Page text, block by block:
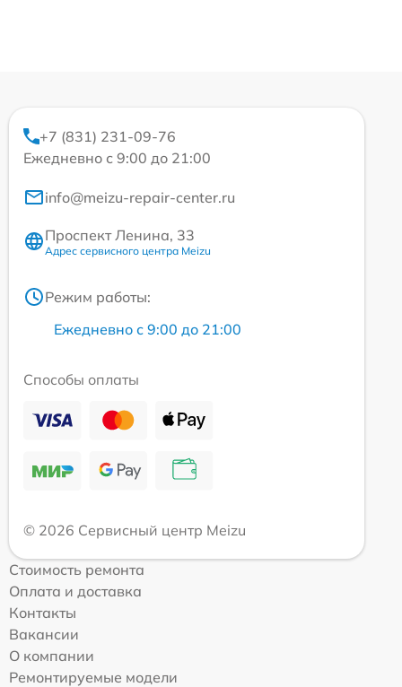
+7 (831) 231-09-76
Ежедневно с 9:00 до 21:00
info@meizu-repair-center.ru
Проспект Ленина, 33
Адрес сервисного центра Meizu
Режим работы:
Ежедневно с 9:00 до 21:00
Способы оплаты
© 2026 Сервисный центр Meizu
Стоимость ремонта
Оплата и доставка
Контакты
Вакансии
О компании
Ремонтируемые модели